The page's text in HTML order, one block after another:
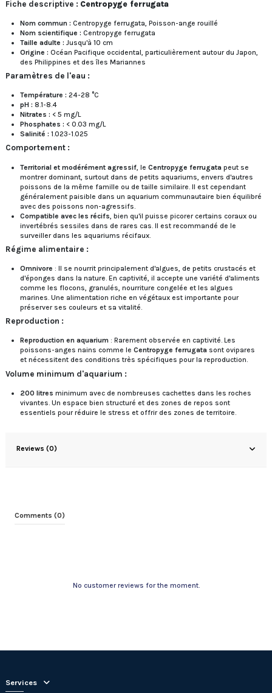
Fiche descriptive : Centropyge ferrugata
Nom commun : Centropyge ferrugata, Poisson-ange rouillé
Nom scientifique : Centropyge ferrugata
Taille adulte : Jusqu'à 10 cm
Origine : Océan Pacifique occidental, particulièrement autour du Japon,
des Philippines et des îles Mariannes
Paramètres de l'eau :
Température : 24-28 °C
pH : 8.1-8.4
Nitrates : < 5 mg/L
Phosphates : < 0.03 mg/L
Salinité : 1.023-1.025
Comportement :
Territorial et modérément agressif , le Centropyge ferrugata peut se
montrer dominant, surtout dans de petits aquariums, envers d'autres
poissons de la même famille ou de taille similaire. Il est cependant
généralement paisible dans un aquarium communautaire bien équilibré
avec des poissons non-agressifs.
Compatible avec les récifs , bien qu'il puisse picorer certains coraux ou
invertébrés sessiles dans de rares cas. Il est recommandé de le
surveiller dans les aquariums récifaux.
Régime alimentaire :
Omnivore : Il se nourrit principalement d'algues, de petits crustacés et
d'éponges dans la nature. En captivité, il accepte une variété d'aliments
comme les flocons, granulés, nourriture congelée et les algues
marines. Une alimentation riche en végétaux est importante pour
préserver ses couleurs et sa vitalité.
Reproduction :
Reproduction en aquarium : Rarement observée en captivité. Les
poissons-anges nains comme le Centropyge ferrugata sont ovipares
et nécessitent des conditions très spécifiques pour la reproduction.
Volume minimum d'aquarium :
200 litres minimum avec de nombreuses cachettes dans les roches
vivantes. Un espace bien structuré et des zones de repos sont
essentiels pour réduire le stress et offrir des zones de territoire.
Reviews (0)
Comments (0)
No customer reviews for the moment.
Services